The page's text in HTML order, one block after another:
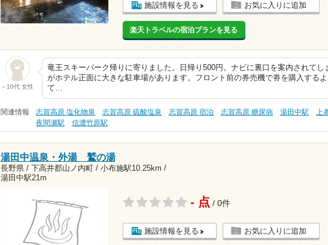
施設情報を見る お気に入りに追加
楽天トラベルの宿泊プランを見る
～10代 女性
竜王スキーパーク帰りに寄りました。日帰り500円。ナビに裏口を案内されてし
がホテル正面に大きな駐車場があります。フロント前の券売機で券を購入する
て…
関連情報 志賀高原 塩化物泉 志賀高原 硫酸塩泉 志賀高原 宿泊 志賀高原 糖尿病 湯田中駅
上
夜間瀬駅
信濃竹原駅
湯田中温泉・外湯 鷲の湯
長野県 / 下高井郡山ノ内町 / 小布施駅10.25km /
湯田中駅21m
- 点 / 0件
施設情報を見る お気に入りに追加